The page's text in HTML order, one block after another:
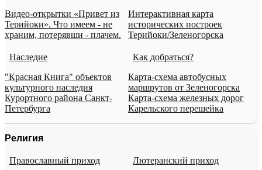
Видео-открытки «Привет из
Терийоки». Что имеем - не
храним, потерявши - плачем.
Интерактивная карта
исторических построек
Терийоки/Зеленогорска
Наследие
"Красная Книга" объектов
культурного наследия
Курортного района Санкт-
Петербурга
Как добраться?
Карта-схема автобусных
маршрутов от Зеленогорска
Карта-схема железных дорог
Карельского перешейка
Религия
Православный приход
Лютеранский приход